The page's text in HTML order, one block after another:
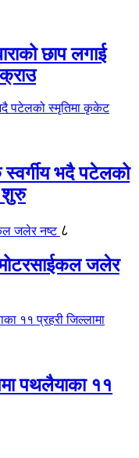
छाप लगाई
स्वर्गीय भदै पटेलको
शुरु
८
जलेर
पथलैयाका ११